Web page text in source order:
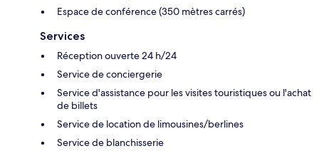
Espace de conférence (350 mètres carrés)
Services
Réception ouverte 24 h/24
Service de conciergerie
Service d'assistance pour les visites touristiques ou l'achat
de billets
Service de location de limousines/berlines
Service de blanchisserie